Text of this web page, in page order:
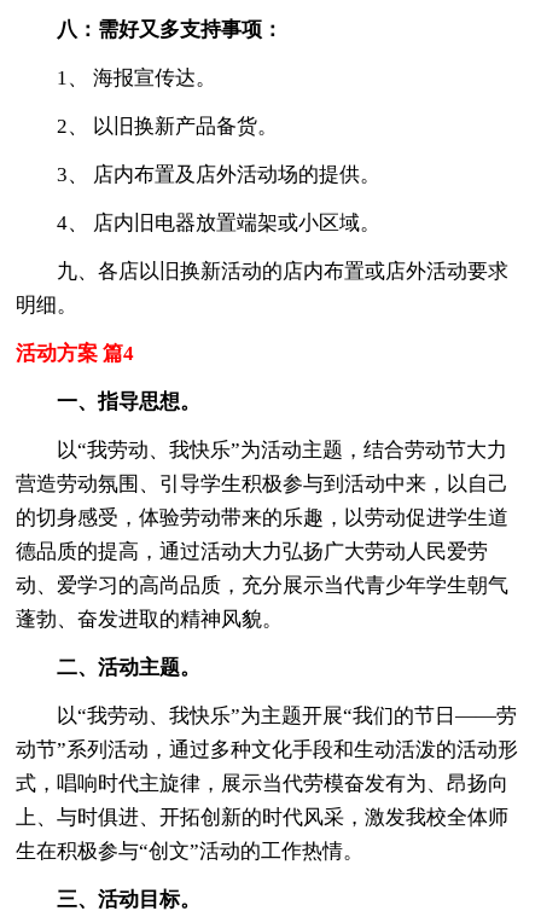
八：需好又多支持事项：
1、 海报宣传达。
2、 以旧换新产品备货。
3、 店内布置及店外活动场的提供。
4、 店内旧电器放置端架或小区域。
九、各店以旧换新活动的店内布置或店外活动要求
明细。
活动方案 篇4
一、指导思想。
以“我劳动、我快乐”为活动主题，结合劳动节大力
营造劳动氛围、引导学生积极参与到活动中来，以自己
的切身感受，体验劳动带来的乐趣，以劳动促进学生道
德品质的提高，通过活动大力弘扬广大劳动人民爱劳
动、爱学习的高尚品质，充分展示当代青少年学生朝气
蓬勃、奋发进取的精神风貌。
二、活动主题。
以“我劳动、我快乐”为主题开展“我们的节日——劳
动节”系列活动，通过多种文化手段和生动活泼的活动形
式，唱响时代主旋律，展示当代劳模奋发有为、昂扬向
上、与时俱进、开拓创新的时代风采，激发我校全体师
生在积极参与“创文”活动的工作热情。
三、活动目标。